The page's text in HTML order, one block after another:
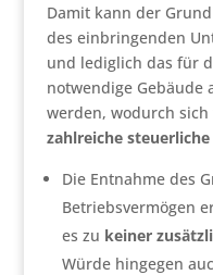
Damit kann der
des einbringenden
und lediglich das für
notwendige Gebäude
werden, wodurch
zahlreiche
Die Entnahme des
Betriebsvermögen
es zu keiner
Würde hingegen